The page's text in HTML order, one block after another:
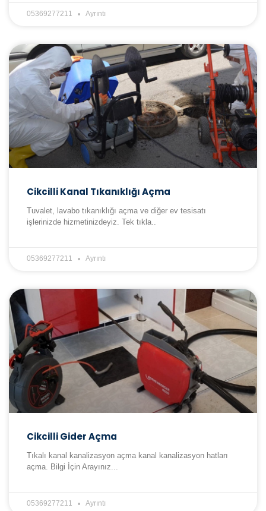
05369277211 Ayrıntı
Cikcilli Kanal Tıkanıklığı Açma
Tuvalet, lavabo tıkanıklığı açma ve diğer ev tesisatı
işlerinizde hizmetinizdeyiz. Tek tıkla..
05369277211 Ayrıntı
Cikcilli Gider Açma
Tıkalı kanal kanalizasyon açma kanal kanalizasyon hatları
açma. Bilgi İçin Arayınız...
05369277211 Ayrıntı